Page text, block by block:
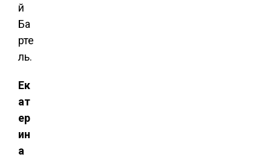
й
Ба
рте
ль.
Ек
ат
ер
ин
а